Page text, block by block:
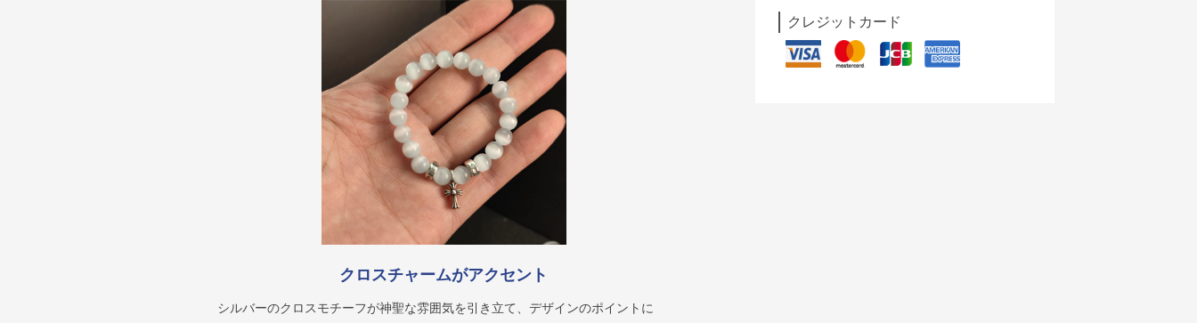
クロスチャームがアクセント
シルバーのクロスモチーフが神聖な雰囲気を引き立て、デザインのポイントに
クレジットカード